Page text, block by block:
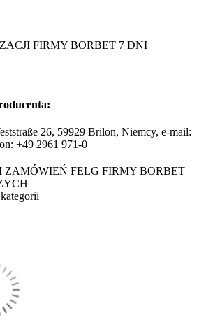
FIRMY BORBET 7 DNI
26, 59929 Brilon, Niemcy, e-mail:
+49 2961 971-0
ZAMÓWIEŃ FELG FIRMY BORBET